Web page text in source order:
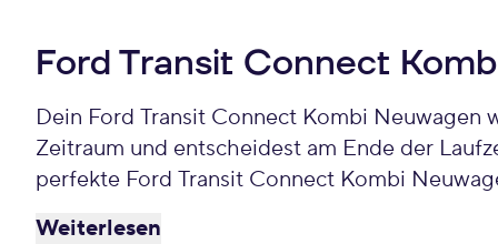
Ford Transit Connect
Dein Ford Transit Connect Kombi Neuwagen
Zeitraum und entscheidest am Ende der
perfekte Ford Transit Connect Kombi
Weiterlesen